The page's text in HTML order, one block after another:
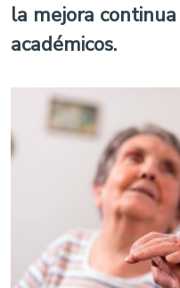
la mejora
académicos.